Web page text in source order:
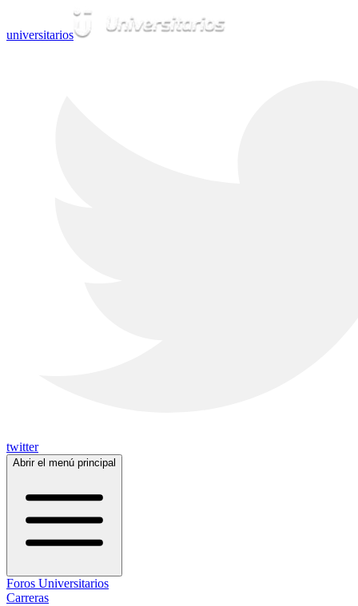
universitarios
twitter
Abrir el menú principal
Foros Universitarios
Carreras